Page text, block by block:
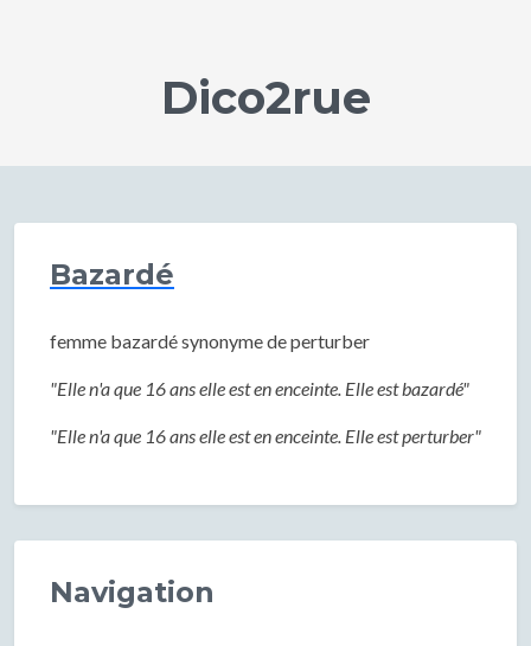
Dico2rue
Bazardé
femme bazardé synonyme de perturber
"Elle n'a que 16 ans elle est en enceinte. Elle est bazardé"
"Elle n'a que 16 ans elle est en enceinte. Elle est perturber"
Navigation